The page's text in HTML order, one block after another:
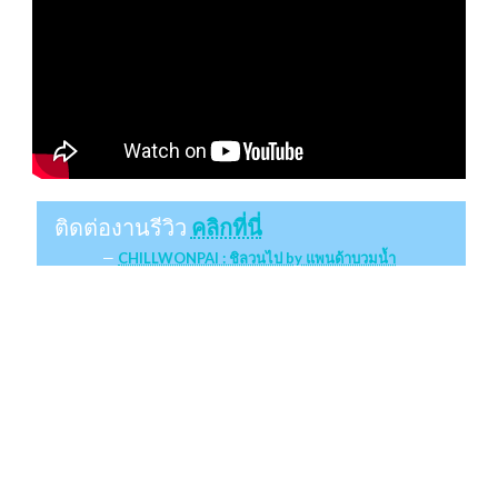
ติดต่องานรีวิว คลิกที่นี่
CHILLWONPAI : ชิลวนไป by แพนด้าบวมน้ำ